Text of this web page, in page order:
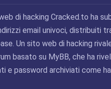
di hacking Cracked.to ha
email univoci, distribuiti
Un sito web di hacking
basato su MyBB, che ha
e password archiviati come